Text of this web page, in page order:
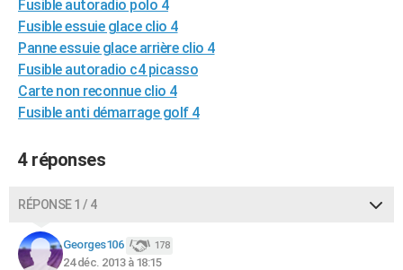
Alimentation
Guide de la santé
Maladies
Médicaments
Sommeil
VOYAGE
PHOTO
GUIDES D'ACHAT
CARTE DE VOEUX
Carte de Noël
Carte Bonne année
Carte Saint-Valentin
Carte Pâques
Carte d'anniversaire
DICTIONNAIRE
Dictionnaire
Biographies
Citations
Expressions
Proverbes
PROGRAMME TV
Fusible autoradio polo 4
Fusible essuie glace clio 4
Panne essuie glace arrière clio 4
Fusible autoradio c4 picasso
Carte non reconnue clio 4
Fusible anti démarrage golf 4
4 réponses
RÉPONSE 1 / 4
Georges106 178
24 déc. 2013 à 18:15